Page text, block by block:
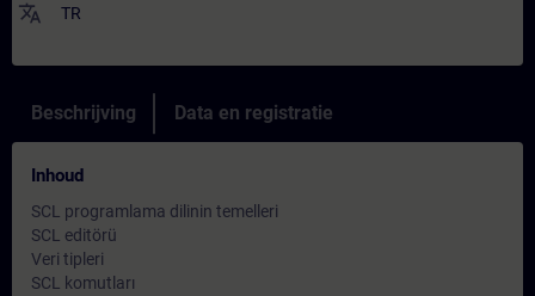
translate TR
Beschrijving Data en registratie
Inhoud
SCL programlama dilinin temelleri
SCL editörü
Veri tipleri
SCL komutları